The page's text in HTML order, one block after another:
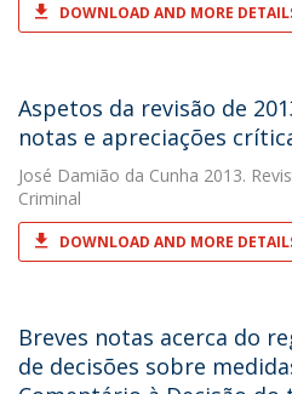
DOWNLOAD AND MORE
Aspetos da revisão de
notas e apreciações
José Damião da Cunha 2013.
Criminal
DOWNLOAD AND MORE
Breves notas acerca do
de decisões sobre